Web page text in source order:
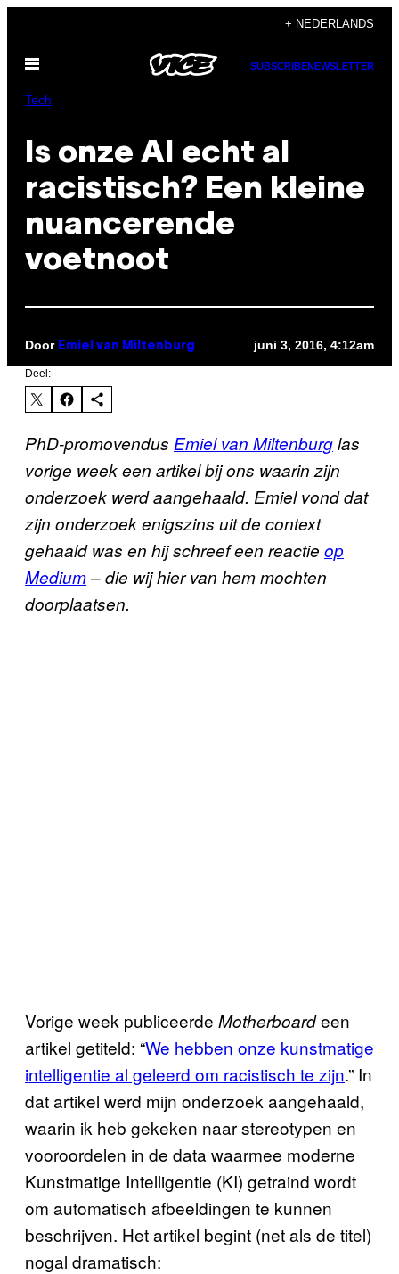
de
inhoud
+ NEDERLANDS
Open
SUBSCRIBENEWSLETTER
Tech
Is onze AI echt al
racistisch? Een kleine
nuancerende
voetnoot
Door Emiel van Miltenburg juni 3, 2016, 4:12am
Deel:
PhD-promovendus Emiel van Miltenburglas
vorige week een artikel bij ons waarin zijn
onderzoek werd aangehaald. Emiel vond dat
zijn onderzoek enigszins uit de context
gehaald was en hij schreef een reactie op
Medium– die wij hier van hem mochten
doorplaatsen.
Vorige week publiceerde Motherboardeen
artikel getiteld: “We hebben onze kunstmatige
intelligentie al geleerd om racistisch te zijn.” In
dat artikel werd mijn onderzoek aangehaald,
waarin ik heb gekeken naar stereotypen en
vooroordelen in de data waarmee moderne
Kunstmatige Intelligentie (KI) getraind wordt
om automatisch afbeeldingen te kunnen
beschrijven. Het artikel begint (net als de titel)
nogal dramatisch: